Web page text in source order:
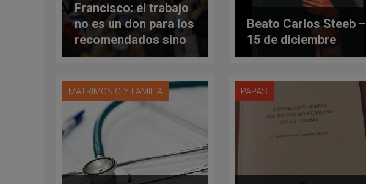
Francisco: el trabajo
no es un don para los
recomendados sino
un derecho para
Beato Carlos Steeb –
15 de diciembre
MATRIMONIO Y FAMILIA PAPAS